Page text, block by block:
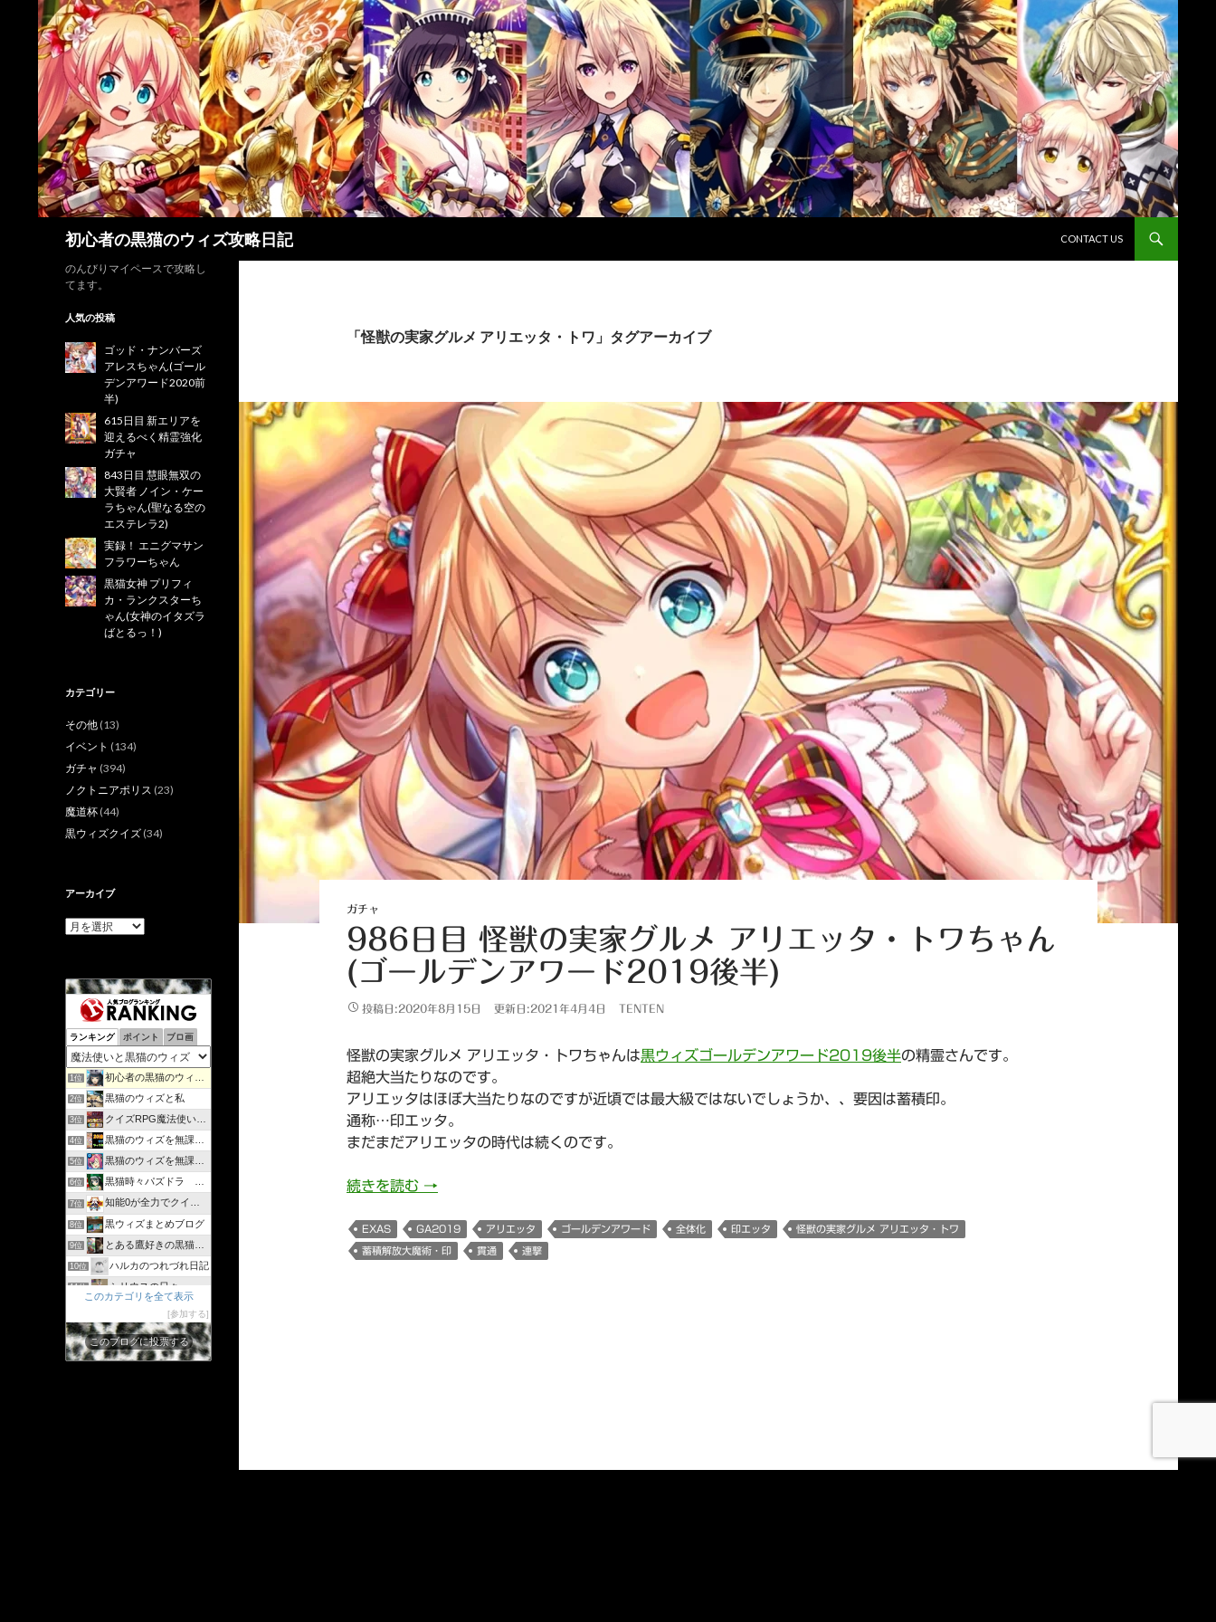
初心者の黒猫のウィズ攻略日記
CONTACT US
「怪獣の実家グルメ アリエッタ・トワ」タグアーカイブ
ガチャ
986日目 怪獣の実家グルメ アリエッタ・トワちゃん
(ゴールデンアワード2019後半)
投稿日:2020年8月15日 更新日:2021年4月4日 TENTEN
怪獣の実家グルメ アリエッタ・トワちゃんは黒ウィズゴールデンアワード2019後半の精霊さんです。
超絶大当たりなのです。
アリエッタはほぼ大当たりなのですが近頃では最大級ではないでしょうか、、要因は蓄積印。
通称…印エッタ。
まだまだアリエッタの時代は続くのです。
続きを読む 986日目 怪獣の実家グルメ アリエッタ・トワちゃん(ゴールデンアワード2019後半)
→
EXAS GA2019 アリエッタ ゴールデンアワード 全体化 印エッタ 怪獣の実家グルメ アリエッタ・トワ
蓄積解放大魔術・印 貫通 連撃
のんびりマイペースで攻略し
てます。
人気の投稿
ゴッド・ナンバーズ
アレスちゃん(ゴール
デンアワード2020前
半)
615日目 新エリアを
迎えるべく精霊強化
ガチャ
843日目 慧眼無双の
大賢者 ノイン・ケー
ラちゃん(聖なる空の
エステレラ2)
実録！ エニグマサン
フラワーちゃん
黒猫女神 プリフィ
カ・ランクスターち
ゃん(女神のイタズラ
ばとるっ！)
カテゴリー
その他 (13)
イベント (134)
ガチャ (394)
ノクトニアポリス (23)
魔道杯 (44)
黒ウィズクイズ (34)
アーカイブ
ア
ブ
ランキング ポイント ブロ画
1位 初心者の黒猫のウィズ攻略日記 | のんびりマイペースで攻略…
2位 黒猫のウィズと私
3位 クイズRPG魔法使いと黒猫のウィズを遊んで知識を増やそう
4位 黒猫のウィズを無課金で攻略してみる
5位 黒猫のウィズを無課金でまったりと。
6位 黒猫時々パズドラ ラノベ好きが綴るゲームブログ
7位 知能0が全力でクイズゲーム
8位 黒ウィズまとめブログ
9位 とある鷹好きの黒猫のウィズログ
10位 ハルカのつれづれ日記
11位 シリウスの日々
13位 30過ぎてもゲーム好き
14位 黒猫のウィズと配布クリスタル生活と
このカテゴリを全て表示
参加する
このブログに投票する